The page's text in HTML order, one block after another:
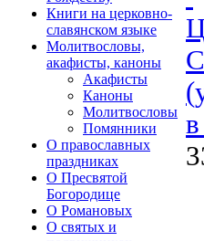
Книги на церковно-
славянском языке
Молитвословы,
акафисты, каноны
Акафисты
Каноны
Молитвословы
Помянники
О православных
праздниках
О Пресвятой
Богородице
О Романовых
О святых и